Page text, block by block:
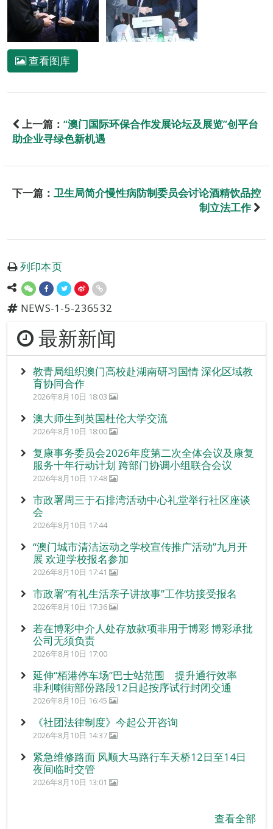
查看图库
上一篇： “澳门国际环保合作发展论坛及展览”创平台
助企业寻绿色新机遇
下一篇： 卫生局简介慢性病防制委员会讨论酒精饮品控
制立法工作
列印本页
NEWS-1-5-236532
最新新闻
教青局组织澳门高校赴湖南研习国情 深化区域教
育协同合作
2026年8月10日 18:03
澳大师生到英国杜伦大学交流
2026年8月10日 18:00
复康事务委员会2026年度第二次全体会议及康复
服务十年行动计划 跨部门协调小组联合会议
2026年8月10日 17:48
市政署周三于石排湾活动中心礼堂举行社区座谈
会
2026年8月10日 17:44
“澳门城市清洁运动之学校宣传推广活动”九月开
展 欢迎学校报名参加
2026年8月10日 17:41
市政署“有礼生活亲子讲故事”工作坊接受报名
2026年8月10日 17:36
若在博彩中介人处存放款项非用于博彩 博彩承批
公司无须负责
2026年8月10日 17:00
延伸“栢港停车场”巴士站范围 提升通行效率
非利喇街部份路段12日起按序试行封闭交通
2026年8月10日 16:45
《社团法律制度》今起公开咨询
2026年8月10日 14:37
紧急维修路面 风顺大马路行车天桥12日至14日
夜间临时交管
2026年8月10日 13:01
查看全部